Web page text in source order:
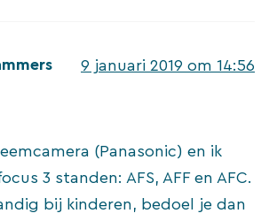
9 januari 2019 om 14:56
(Panasonic) en ik
3 standen: AFS, AFF en AFC.
bij kinderen, bedoel je dan